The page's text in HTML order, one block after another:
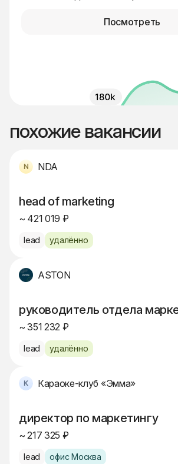
Посмотреть
похожие вакансии
NDA
head of marketing
~ 421 019 ₽
lead удалённо
ASTON
руководитель отдела
~ 351 232 ₽
lead удалённо
Караоке-клуб «Эмма»
директор по маркетингу
~ 217 325 ₽
lead офис Москва